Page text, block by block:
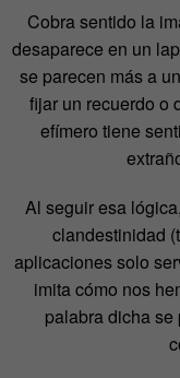
Cobra sentido la
desaparece en un
se parecen más a
fijar un recuerdo o
efímero tiene
Al seguir esa
clandestinidad
aplicaciones solo
imita cómo nos
palabra dicha